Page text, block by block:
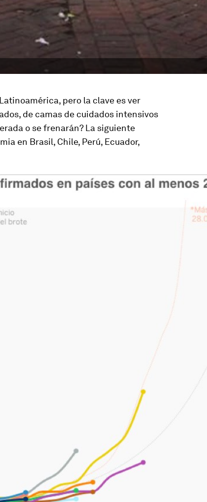
pero la clave es ver
de camas de cuidados intensivos
o se frenarán? La siguiente
en Brasil, Chile, Perú, Ecuador,